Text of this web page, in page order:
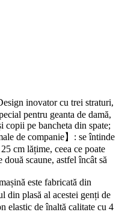
inovator cu trei straturi,
pentru geanta de damă,
copii pe bancheta din spate;
de companie】: se întinde
cm lățime, ceea ce poate
scaune, astfel încât să
este fabricată din
din plasă al acestei genți de
elastic de înaltă calitate cu 4